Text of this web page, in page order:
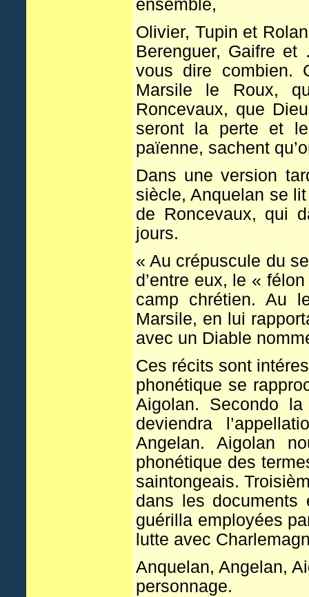
ensemble,
Olivier, Tupin et
Berenguer, Gaifre
vous dire combien.
Marsile le Roux,
Roncevaux, que
seront la perte et
païenne, sachent
Dans une version
siècle, Anquelan se
de Roncevaux, qui
jours.
« Au crépuscule du
d’entre eux, le «
camp chrétien. Au
Marsile, en lui
avec un Diable
Ces récits sont
phonétique se
Aigolan. Secondo
deviendra
Angelan. Aigolan
phonétique des
saintongeais.
dans les documents
guérilla employées
lutte avec
Anquelan, Angelan,
personnage.